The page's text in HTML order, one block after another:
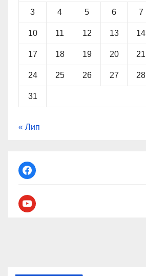
3 4 5 6 7
10 11 12 13 14
17 18 19 20 21
24 25 26 27 28
31
« Лип
facebook
youtube